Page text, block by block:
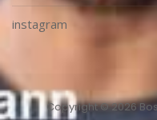
instagram
Copyright © 2026